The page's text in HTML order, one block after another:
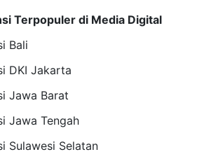
Terpopuler di Media Digital
Bali
DKI Jakarta
Jawa Barat
Jawa Tengah
Sulawesi Selatan